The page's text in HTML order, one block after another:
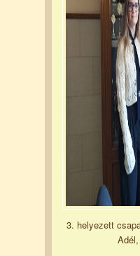
3. helyezett